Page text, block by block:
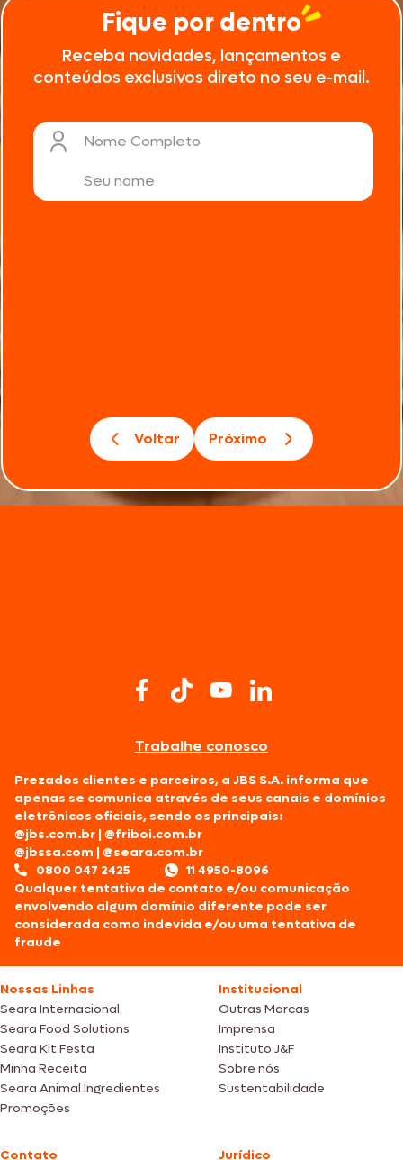
Fique por dentro
Receba novidades, lançamentos e
conteúdos exclusivos direto no seu e-mail.
Nome Completo
Voltar Próximo
Trabalhe conosco
Prezados clientes e parceiros, a JBS S.A. informa que
apenas se comunica através de seus canais e domínios
eletrônicos oficiais, sendo os principais:
@jbs.com.br |@friboi.com.br
@jbssa.com |@seara.com.br
0800 047 2425
11 4950-8096
Qualquer tentativa de contato e/ou comunicação
envolvendo algum domínio diferente pode ser
considerada como indevida e/ou uma tentativa de
fraude
Nossas Linhas
Seara Internacional
Seara Food Solutions
Seara Kit Festa
Minha Receita
Seara Animal Ingredientes
Promoções
Institucional
Outras Marcas
Imprensa
Instituto J&F
Sobre nós
Sustentabilidade
Contato Jurídico